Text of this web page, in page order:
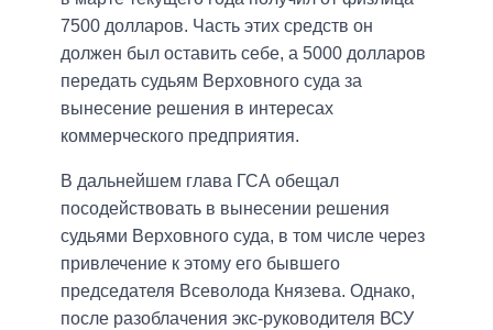
7500 долларов. Часть этих средств он
должен был оставить себе, а 5000 долларов
передать судьям Верховного суда за
вынесение решения в интересах
коммерческого предприятия.
В дальнейшем глава ГСА обещал
посодействовать в вынесении решения
судьями Верховного суда, в том числе через
привлечение к этому его бывшего
председателя Всеволода Князева. Однако,
после разоблачения экс-руководителя ВСУ